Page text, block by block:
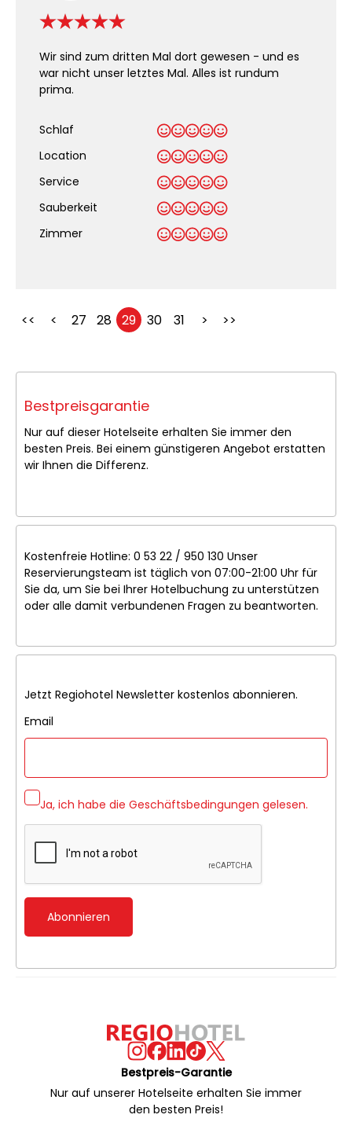
Wir sind zum dritten Mal dort gewesen - und es
war nicht unser letztes Mal. Alles ist rundum
prima.
Schlaf
Location
Service
Sauberkeit
Zimmer
<< < 27 28 29 30 31 > >>
Bestpreisgarantie
Nur auf dieser Hotelseite erhalten Sie immer den
besten Preis. Bei einem günstigeren Angebot erstatten
wir Ihnen die Differenz.
Kostenfreie Hotline: 0 53 22 / 950 130 Unser
Reservierungsteam ist täglich von 07:00-21:00 Uhr für
Sie da, um Sie bei Ihrer Hotelbuchung zu unterstützen
oder alle damit verbundenen Fragen zu beantworten.
Jetzt Regiohotel Newsletter kostenlos abonnieren.
Email
Ja, ich habe die Geschäftsbedingungen gelesen.
Abonnieren
Bestpreis-Garantie
Nur auf unserer Hotelseite erhalten Sie immer
den besten Preis!